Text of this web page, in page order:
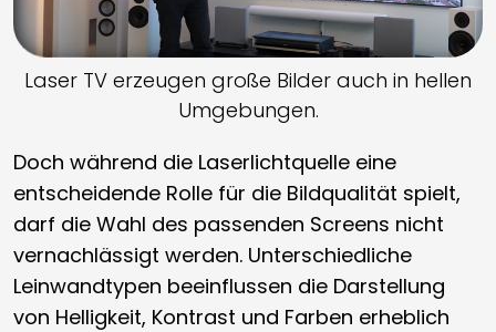
Laser TV erzeugen große Bilder auch in hellen
Umgebungen.
Doch während die Laserlichtquelle eine
entscheidende Rolle für die Bildqualität spielt,
darf die Wahl des passenden Screens nicht
vernachlässigt werden. Unterschiedliche
Leinwandtypen beeinflussen die Darstellung
von Helligkeit, Kontrast und Farben erheblich